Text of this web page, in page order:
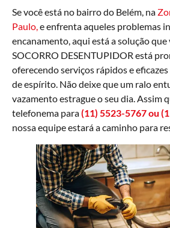
Se você está no bairro do Belém, na
Paulo, e enfrenta aqueles problemas
encanamento, aqui está a solução que
SOCORRO DESENTUPIDOR está
oferecendo serviços rápidos e
de espírito. Não deixe que um ralo
vazamento estrague o seu dia. Assim
telefonema para(11) 5523-5767 ou
nossa equipe estará a caminho para